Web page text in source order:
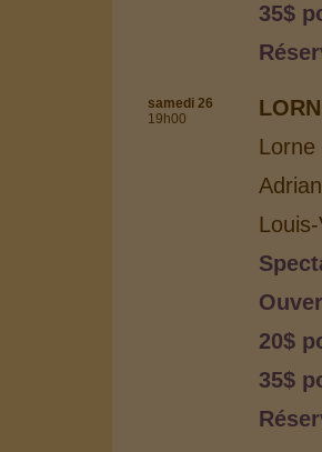
35$
samedi 26
19h00
Lorne
20$
35$